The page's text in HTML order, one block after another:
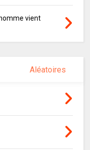
vient
Aléatoires